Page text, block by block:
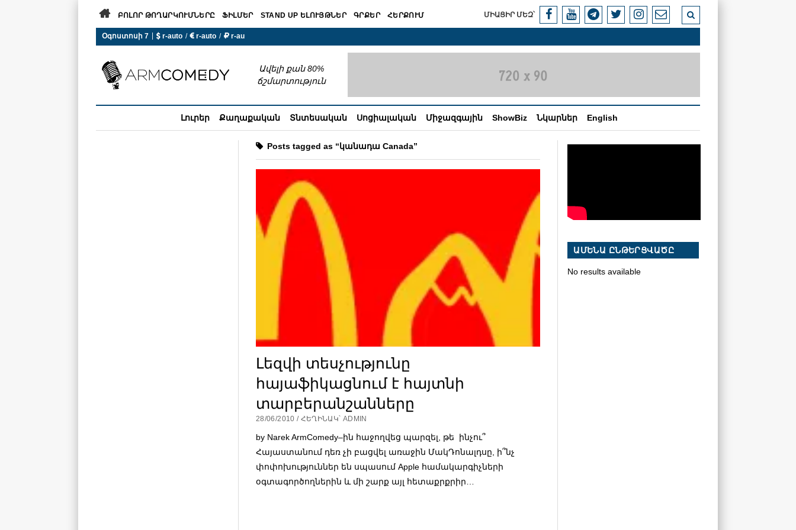
 ԲՈԼՈՐ ԹՈՂԱՐԿՈՒՄՆԵՐԸ ՖԻԼՄԵՐ STAND UP ԵԼՈՒՅԹՆԵՐ ԳՐՔԵՐ ՀԵՐՔՈՒՄ ՄԻԱՑԻՐ ՄԵԶ՝
Օգոստոսի 7 |  r-auto /  r-auto /  r-au
Ավելի քան 80%
ճշմարտություն
Լուրեր Քաղաքական Տնտեսական Սոցիալական Միջազգային ShowBiz Նկարներ English
Posts tagged as “կանադա Canada”
Լեզվի տեսչությունը
հայաֆիկացնում է հայտնի
տարբերանշանները
28/06/2010 / ՀԵՂԻՆԱԿ՝ ADMIN
by Narek ArmComedy–ին հաջողվեց պարզել, թե ինչու՞
Հայաստանում դեռ չի բացվել առաջին ՄակԴոնալդսը, ի՞նչ
փոփոխություններ են սպասում Apple համակարգիչների
օգտագործողներին և մի շարք այլ հետաքրքրիր…
ԱՄԵՆԱ ԸՆԹԵՐՑՎԱԾԸ
No results available